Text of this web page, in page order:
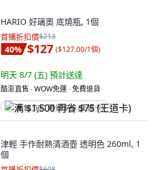
HARIO 好璃奧 底燒瓶, 1個
首購折扣價$213
40% $127 ($127.00/1個)
明天 8/7 (五) 預計送達
酷澎直售 ∙ WOW免運 ∙ 免費退貨
满 $1,500 再省 $75 (王道卡)
津輕 手作耐熱清酒壺 透明色 260ml, 1
個